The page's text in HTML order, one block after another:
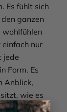
Es fühlt sich
ganzen
wohlfühlen
einfach nur
jede
Form. Es
Anblick,
wie es
Ihre